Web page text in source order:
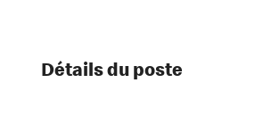
Détails du poste